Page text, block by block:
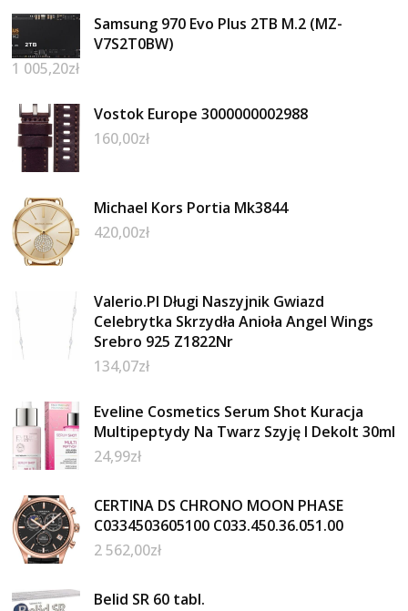
Samsung 970 Evo Plus 2TB M.2 (MZ-
V7S2T0BW)
1 005,20zł
Vostok Europe 3000000002988
160,00zł
Michael Kors Portia Mk3844
420,00zł
Valerio.Pl Długi Naszyjnik Gwiazd
Celebrytka Skrzydła Anioła Angel Wings
Srebro 925 Z1822Nr
134,07zł
Eveline Cosmetics Serum Shot Kuracja
Multipeptydy Na Twarz Szyję I Dekolt 30ml
24,99zł
CERTINA DS CHRONO MOON PHASE
C0334503605100 C033.450.36.051.00
2 562,00zł
Belid SR 60 tabl.